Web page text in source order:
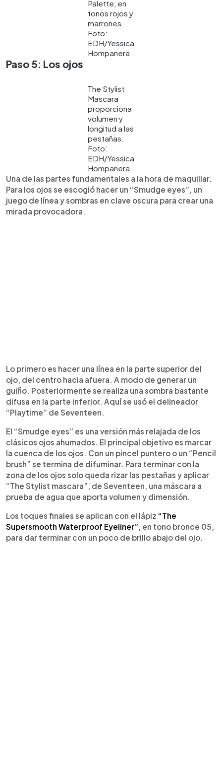
Palette, en
tonos rojos y
marrones.
Foto:
EDH/Yessica
Hompanera
Paso 5: Los ojos
The Stylist
Mascara
proporciona
volumen y
longitud a las
pestañas.
Foto:
EDH/Yessica
Hompanera
Una de las partes fundamentales a la hora de maquillar.
Para los ojos se escogió hacer un “Smudge eyes”, un
juego de línea y sombras en clave oscura para crear una
mirada provocadora.
Lo primero es hacer una línea en la parte superior del
ojo, del centro hacia afuera. A modo de generar un
guiño. Posteriormente se realiza una sombra bastante
difusa en la parte inferior. Aquí se usó el delineador
“Playtime” de Seventeen.
El “Smudge eyes” es una versión más relajada de los
clásicos ojos ahumados. El principal objetivo es marcar
la cuenca de los ojos. Con un pincel puntero o un “Pencil
brush” se termina de difuminar. Para terminar con la
zona de los ojos solo queda rizar las pestañas y aplicar
“The Stylist mascara”, de Seventeen, una máscara a
prueba de agua que aporta volumen y dimensión.
Los toques finales se aplican con el lápiz “The
Supersmooth Waterproof Eyeliner”, en tono bronce 05,
para dar terminar con un poco de brillo abajo del ojo.